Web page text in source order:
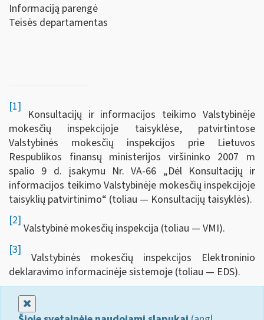
Informaciją parengė
Teisės departamentas
[1]
Konsultacijų ir informacijos teikimo Valstybinėje
mokesčių inspekcijoje taisyklėse, patvirtintose
Valstybinės mokesčių inspekcijos prie Lietuvos
Respublikos finansų ministerijos viršininko 2007 m
spalio 9 d. įsakymu Nr. VA-66 „Dėl Konsultacijų ir
informacijos teikimo Valstybinėje mokesčių inspekcijoje
taisyklių patvirtinimo“ (toliau — Konsultacijų taisyklės).
[2]
Valstybinė mokesčių inspekcija (toliau — VMI).
[3]
Valstybinės mokesčių inspekcijos Elektroninio
deklaravimo informacinėje sistemoje (toliau — EDS).